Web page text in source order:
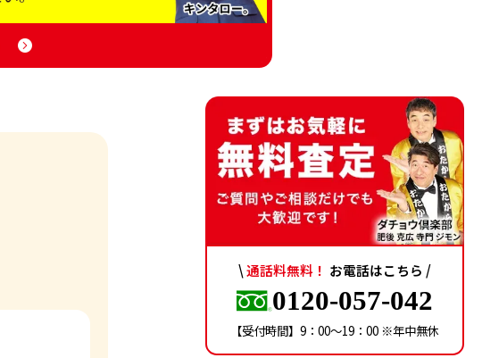
\通話料無料！ お電話はこちら /
0120-057-042
【受付時間】9：00〜19：00 ※年中無休